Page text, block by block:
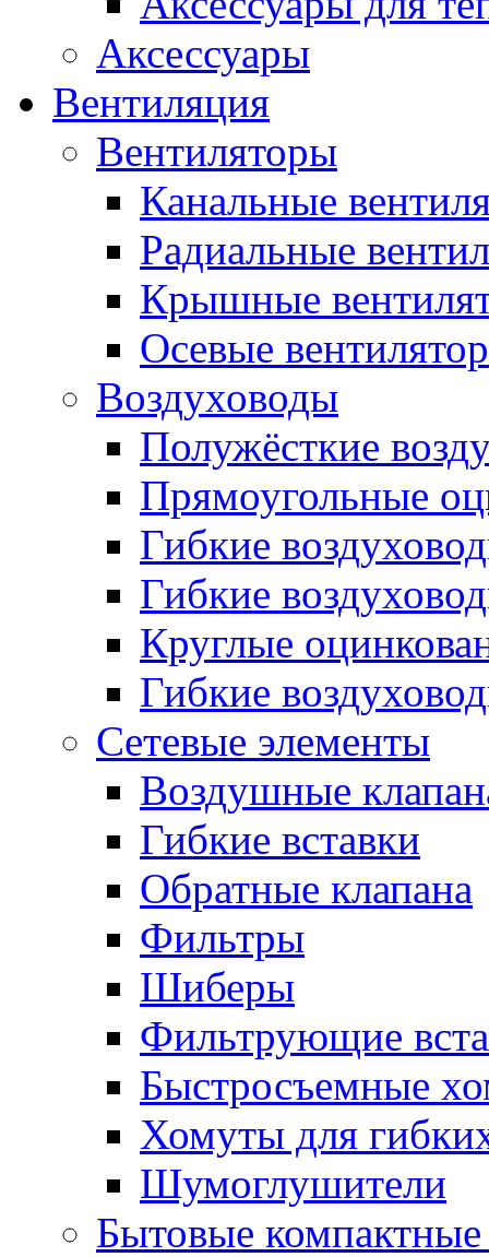
Аксессуары
Вентиляция
Вентиляторы
Канальные
Радиальные
Крышные
Осевые
Воздуховоды
Полужёсткие
Прямоугольные
Гибкие
Гибкие
Круглые
Гибкие
Сетевые элементы
Воздушные
Гибкие вставки
Обратные клапана
Фильтры
Шиберы
Фильтрующие
Быстросъемные
Хомуты для
Шумоглушители
Бытовые